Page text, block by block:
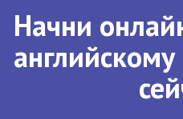
Начни